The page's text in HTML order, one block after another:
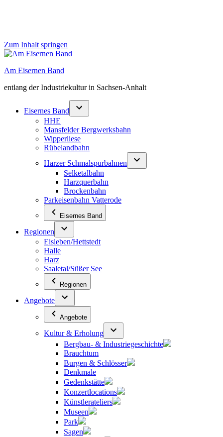
Zum Inhalt springen
Am Eisernen Band
entlang der Industriekultur in Sachsen-Anhalt
Eisernes Band
HHE
Mansfelder Bergwerksbahn
Wipperliese
Rübelandbahn
Harzer Schmalspurbahnen
Selketalbahn
Harzquerbahn
Brockenbahn
Parkeisenbahn Vatterode
Eisernes Band
Regionen
Eisleben/Hettstedt
Halle
Harz
Saaletal/Süßer See
Regionen
Angebote
Angebote
Kultur & Erholung
Bergbau- & Industriegeschichte
Brauchtum
Burgen & Schlösser
Denkmale
Gedenkstätte
Konzertlocations
Künstlerateliers
Museen
Park
Sagen